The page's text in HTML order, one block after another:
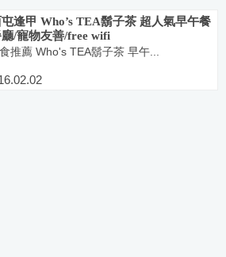
逢甲 Who’s TEA鬍子茶 超人氣早午餐
/寵物友善/free wifi
推薦 Who's TEA鬍子茶 早午...